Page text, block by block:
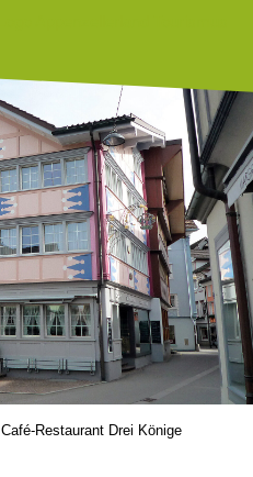
Café-Restaurant Drei Könige